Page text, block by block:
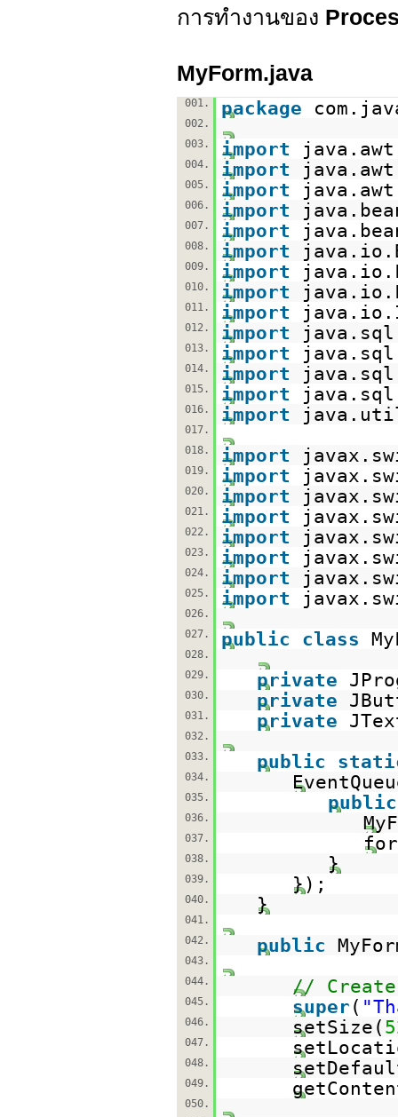
การทำงานของ
MyForm.java
001. package
002.
003.
import
004. import
005. import
006. import
007. import
008. import
009. import
010. import
011. import
012. import
013. import
014. import
015. import
016. import
017.
018.
import
019. import
020. import
021. import
022. import
023. import
024. import
025. import
026.
027.
public class
028.
029.
private
030. private
031. private
032.
033.
public
034.
035. public
036.
037.
038. }
039. });
040. }
041.
042.
public
043.
044.
// Create
045. super (
046. setSize(
047.
048.
049.
050.